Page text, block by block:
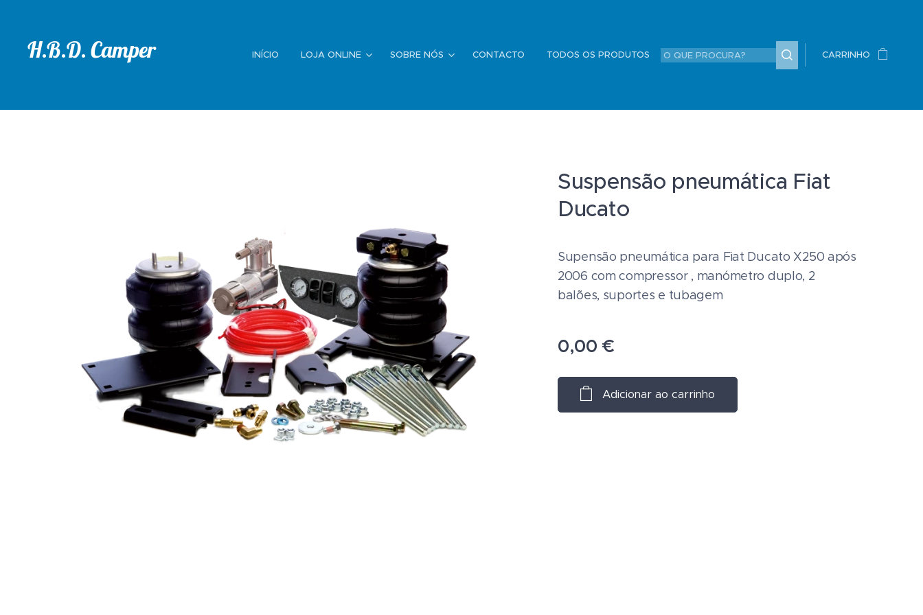
H.B.D. Camper INÍCIO LOJA ONLINE SOBRE NÓS CONTACTO TODOS OS PRODUTOS CARRINHO
Suspensão pneumática Fiat
Ducato
Supensão pneumática para Fiat Ducato X250 após
2006 com compressor , manómetro duplo, 2
balões, suportes e tubagem
0,00 €
Adicionar ao carrinho